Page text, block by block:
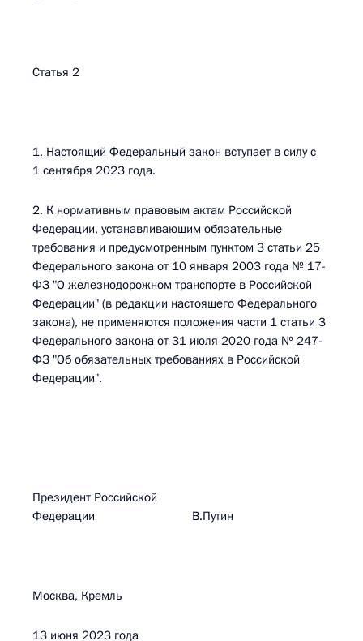
Статья 2
1. Настоящий Федеральный закон вступает в силу с
1 сентября 2023 года.
2. К нормативным правовым актам Российской
Федерации, устанавливающим обязательные
требования и предусмотренным пунктом 3 статьи 25
Федерального закона от 10 января 2003 года № 17-
ФЗ "О железнодорожном транспорте в Российской
Федерации" (в редакции настоящего Федерального
закона), не применяются положения части 1 статьи 3
Федерального закона от 31 июля 2020 года № 247-
ФЗ "Об обязательных требованиях в Российской
Федерации".
Президент Российской
Федерации В.Путин
Москва, Кремль
13 июня 2023 года